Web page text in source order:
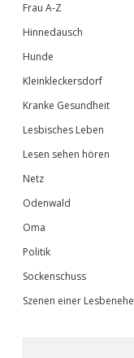
Frau A-Z
Hinnedausch
Hunde
Kleinkleckersdorf
Kranke Gesundheit
Lesbisches Leben
Lesen sehen hören
Netz
Odenwald
Oma
Politik
Sockenschuss
Szenen einer Lesbenehe